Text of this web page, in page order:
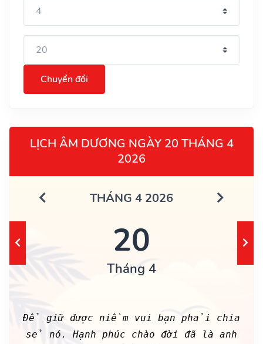
Chuyển đổi
LỊCH ÂM DƯƠNG NGÀY 20 THÁNG 4
2026
THÁNG 4 2026
20
Tháng 4
Để giữ được niềm vui bạn phải chia
sẻ nó. Hạnh phúc chào đời đã là anh